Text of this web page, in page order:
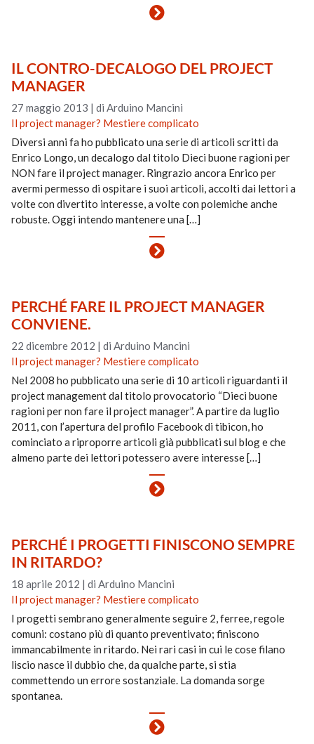
IL CONTRO-DECALOGO DEL PROJECT
MANAGER
27 maggio 2013 |di Arduino Mancini
Il project manager? Mestiere complicato
Diversi anni fa ho pubblicato una serie di articoli scritti da
Enrico Longo, un decalogo dal titolo Dieci buone ragioni per
NON fare il project manager. Ringrazio ancora Enrico per
avermi permesso di ospitare i suoi articoli, accolti dai lettori a
volte con divertito interesse, a volte con polemiche anche
robuste. Oggi intendo mantenere una […]
PERCHÉ FARE IL PROJECT MANAGER
CONVIENE.
22 dicembre 2012 |di Arduino Mancini
Il project manager? Mestiere complicato
Nel 2008 ho pubblicato una serie di 10 articoli riguardanti il
project management dal titolo provocatorio “Dieci buone
ragioni per non fare il project manager”. A partire da luglio
2011, con l’apertura del profilo Facebook di tibicon, ho
cominciato a riproporre articoli già pubblicati sul blog e che
almeno parte dei lettori potessero avere interesse […]
PERCHÉ I PROGETTI FINISCONO SEMPRE
IN RITARDO?
18 aprile 2012 |di Arduino Mancini
Il project manager? Mestiere complicato
I progetti sembrano generalmente seguire 2, ferree, regole
comuni: costano più di quanto preventivato; finiscono
immancabilmente in ritardo. Nei rari casi in cui le cose filano
liscio nasce il dubbio che, da qualche parte, si stia
commettendo un errore sostanziale. La domanda sorge
spontanea.